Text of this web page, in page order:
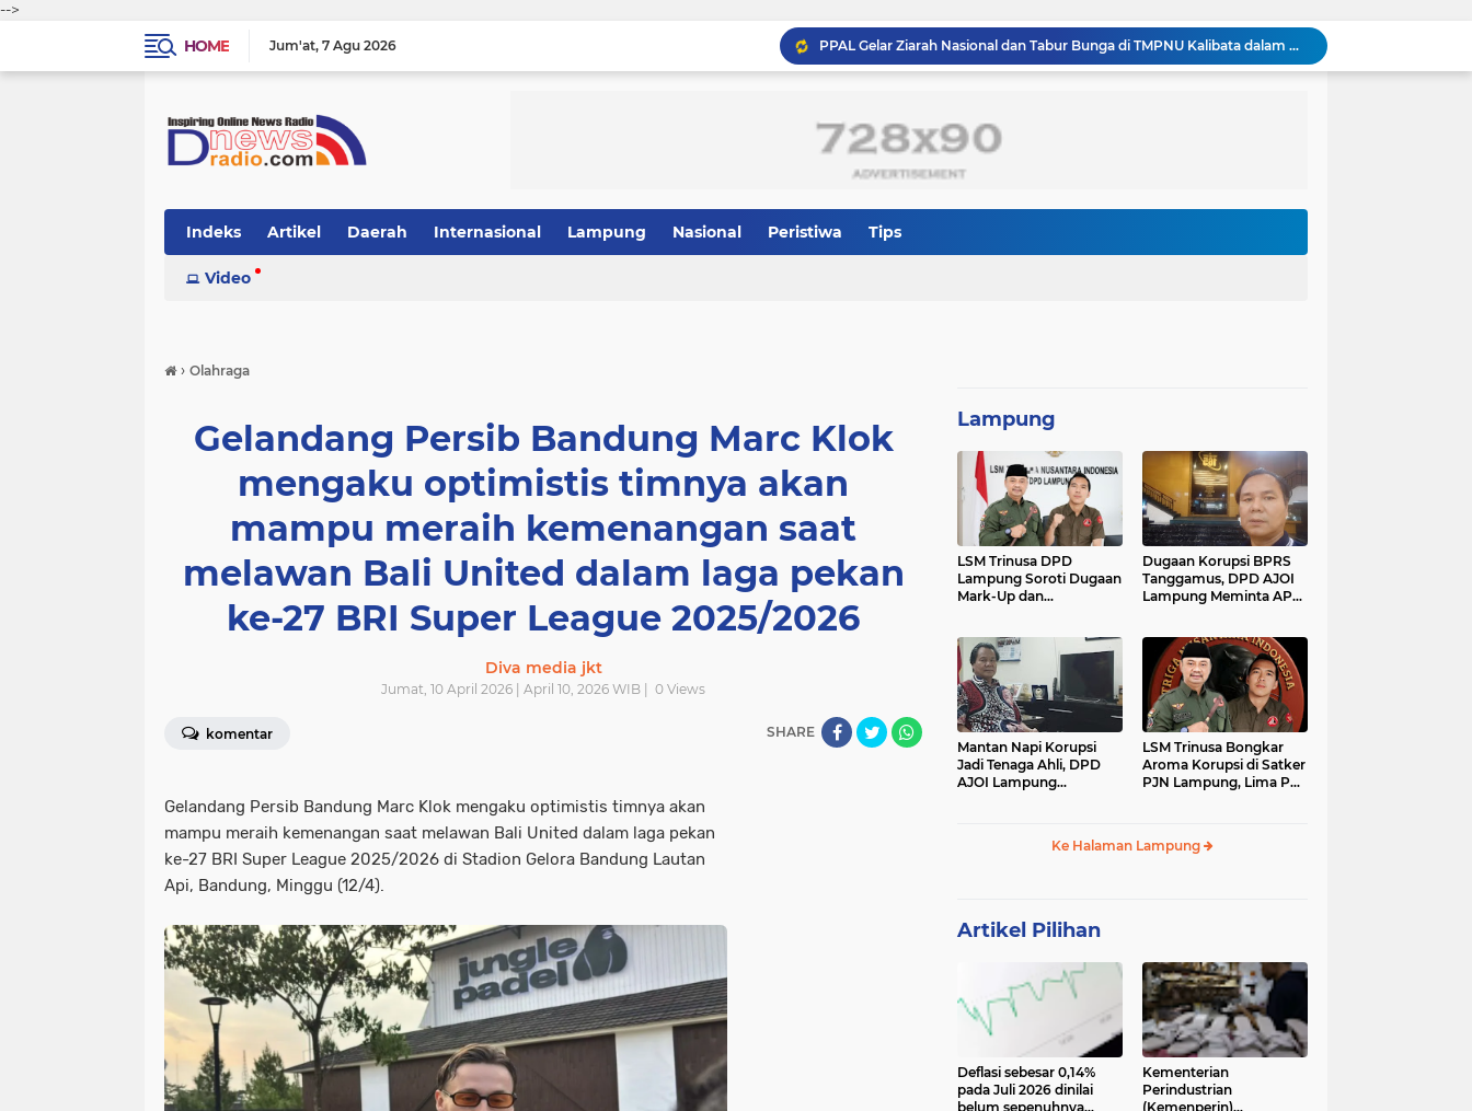
-->
HOME
Jum'at 7 Agu 2026
PPAL Gelar Ziarah Nasional dan Tabur Bunga di TMPNU Kalibata dalam Rangka HUT Ke-40 PPAL
Perbaikan Pipanisasi Dikebut, Satgas TMMD Ke-129 Pastikan Program TNI Manunggal Air Bersih Segera Dinikmati Warga Kampung Sesor
Peringatan Hari Veteran Nasional 2026 Kemenhan Renovasi Sekretariat LVRI dan Bedah Rumah Veteran di 19 Provinsi
Indeks Artikel Daerah Internasional Lampung Nasional Peristiwa Tips
Video
› Olahraga
Gelandang Persib Bandung Marc Klok
mengaku optimistis timnya akan
mampu meraih kemenangan saat
melawan Bali United dalam laga pekan
ke-27 BRI Super League 2025/2026
Diva media jkt
Jumat, 10 April 2026 | April 10, 2026 WIB | 0 Views
komentar SHARE
Gelandang Persib Bandung Marc Klok mengaku optimistis timnya akan
mampu meraih kemenangan saat melawan Bali United dalam laga pekan
ke-27 BRI Super League 2025/2026 di Stadion Gelora Bandung Lautan
Api, Bandung, Minggu (12/4).
Lampung
LSM Trinusa DPD
Lampung Soroti Dugaan
Mark-Up dan
PKPCK
Dugaan Korupsi BPRS
Tanggamus, DPD AJOI
Lampung Meminta APH
Mantan Napi Korupsi
Jadi Tenaga Ahli, DPD
AJOI Lampung
LSM Trinusa Bongkar
Aroma Korupsi di Satker
PJN Lampung, Lima Pos
Ke Halaman Lampung
Artikel Pilihan
Deflasi sebesar 0,14%
pada Juli 2026 dinilai
belum sepenuhnya
Kementerian
Perindustrian
(Kemenperin)